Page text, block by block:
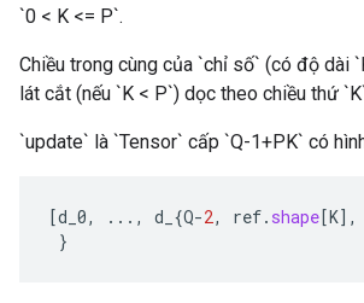
`0 < K <= P`.
Chiều trong cùng của `chỉ số` (có độ dài
lát cắt (nếu `K < P`) dọc theo chiều thứ
`update` là `Tensor` cấp `Q-1+PK` có
[d_0, ..., d_ {Q-2, ref. shape[K] ,
}